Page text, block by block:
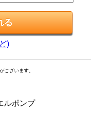
)
ございます。
ルポンプ